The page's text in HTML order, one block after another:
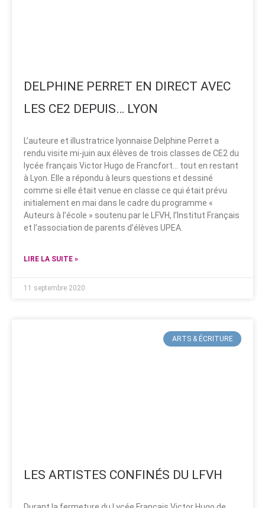
DELPHINE PERRET EN DIRECT AVEC
LES CE2 DEPUIS… LYON
L’auteure et illustratrice lyonnaise Delphine Perret a
rendu visite mi-juin aux élèves de trois classes de CE2 du
lycée français Victor Hugo de Francfort… tout en restant
à Lyon. Elle a répondu à leurs questions et dessiné
comme si elle était venue en classe ce qui était prévu
initialement en mai dans le cadre du programme «
Auteurs à l’école » soutenu par le LFVH, l’Institut Français
et l’association de parents d’élèves UPEA.
LIRE LA SUITE »
11 septembre 2020
ARTS & ÉCRITURE
LES ARTISTES CONFINÉS DU LFVH